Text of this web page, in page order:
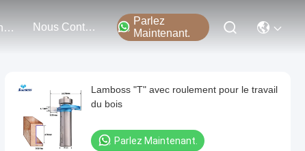
Événements Nous Contacter
Parlez
Maintenant.
Lamboss "T" avec roulement pour le travail
du bois
Parlez Maintenant.